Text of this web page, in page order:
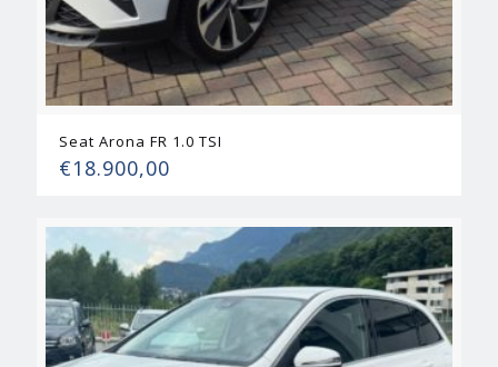
Seat Arona FR 1.0 TSI
€18.900,00